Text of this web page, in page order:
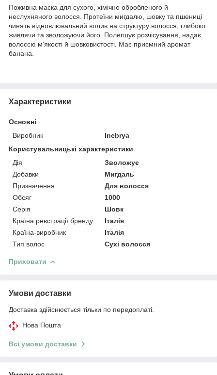
Поживна маска для сухого, хімічно обробленого й
неслухняного волосся. Протеїни мигдалю, шовку та пшениці
чинять відновлювальний вплив на структуру волосся, глибоко
живлячи та зволожуючи його. Полегшує розчісування, надає
волоссю м'якості й шовковистості. Має приємний аромат
банана.
Характеристики
Основні
Виробник
Inebrya
Користувальницькі характеристики
Дія
Зволожує
Добавки
Мигдаль
Призначення
Для волосся
Обсяг
1000
Серія
Шовк
Країна реєстрації бренду
Італія
Країна-виробник
Італія
Тип волос
Сухі волосся
Приховати
Умови доставки
Доставка здійснюється тільки по передоплаті.
Нова Пошта
Всі умови доставки